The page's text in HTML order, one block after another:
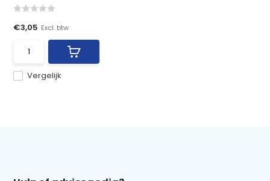
Vergelijk
€3,05 Excl. btw